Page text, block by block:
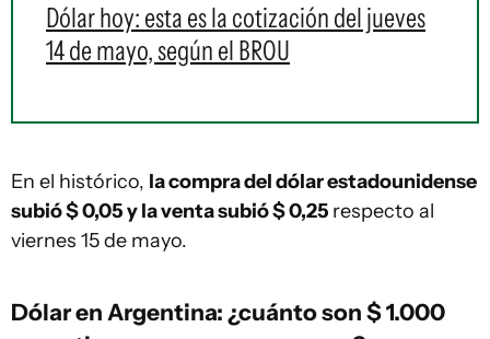
Dólar hoy: esta es la cotización del jueves
14 de mayo, según el BROU
En el histórico, la compra del dólar estadounidense
subió $ 0,05 y la venta subió $ 0,25 respecto al
viernes 15 de mayo.
Dólar en Argentina: ¿cuánto son $ 1.000